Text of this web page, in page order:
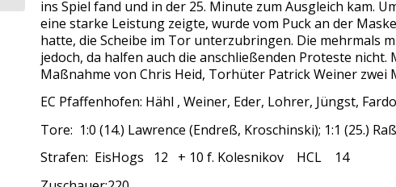
ins Spiel fand und in der 25. Minute zum Ausgleich kam.
eine starke Leistung zeigte, wurde vom Puck an der
hatte, die Scheibe im Tor unterzubringen. Die mehrmals
jedoch, da halfen auch die anschließenden Proteste
Maßnahme von Chris Heid, Torhüter Patrick Weiner
EC Pfaffenhofen: Hähl , Weiner, Eder, Lohrer, Jüngst,
Tore: 1:0 (14.) Lawrence (Endreß, Kroschinski); 1:1 (25.)
Strafen: EisHogs 12 + 10 f. Kolesnikov HCL 14